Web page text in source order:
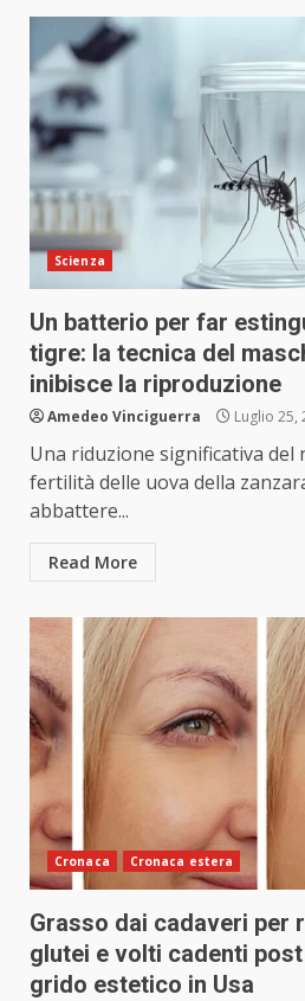
Scienza
Un batterio per far
tigre: la tecnica del
inibisce la riproduzione
Amedeo Vinciguerra Luglio 25,
Una riduzione significativa del
fertilità delle uova della
abbattere...
Read More
Cronaca Cronaca estera
Grasso dai cadaveri per
glutei e volti cadenti
grido estetico in Usa